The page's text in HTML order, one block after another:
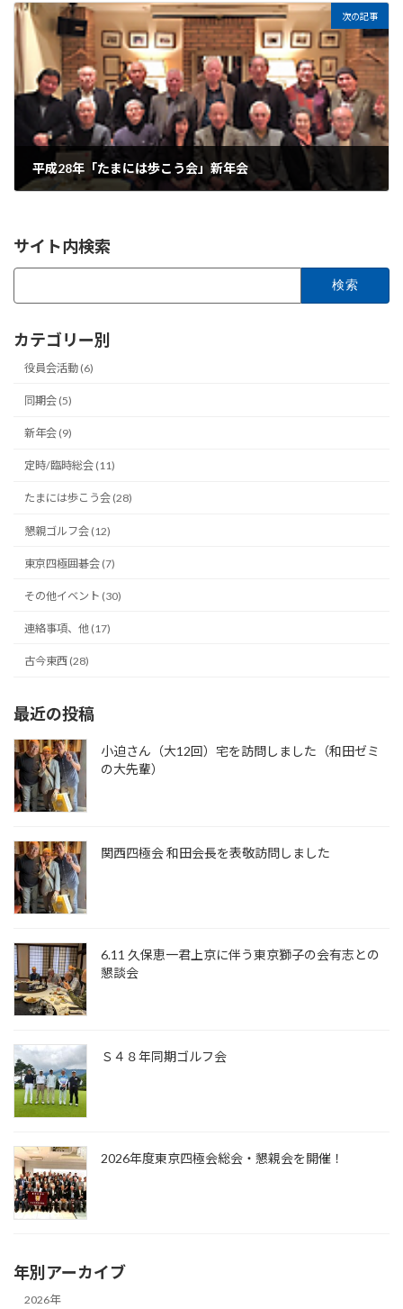
次の記事
平成28年「たまには歩こう会」新年会
サイト内検索
検
カテゴリー別
役員会活動 (6)
同期会 (5)
新年会 (9)
定時/臨時総会 (11)
たまには歩こう会 (28)
懇親ゴルフ会 (12)
東京四極囲碁会 (7)
その他イベント (30)
連絡事項、他 (17)
古今東西 (28)
最近の投稿
小迫さん（大12回）宅を訪問しました（和田ゼミ
の大先輩）
関西四極会 和田会長を表敬訪問しました
6.11 久保恵一君上京に伴う東京獅子の会有志との
懇談会
Ｓ４８年同期ゴルフ会
2026年度東京四極会総会・懇親会を開催！
年別アーカイブ
2026年